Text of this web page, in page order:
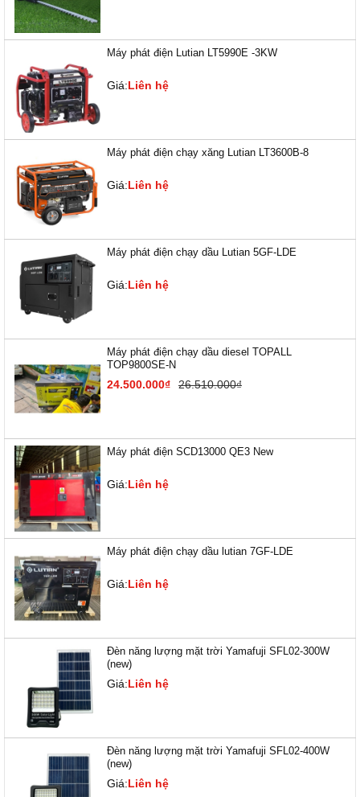
Máy phát điện Lutian LT5990E -3KW
Giá:Liên hệ
Máy phát điện chạy xăng Lutian LT3600B-8
Giá:Liên hệ
Máy phát điện chạy dầu Lutian 5GF-LDE
Giá:Liên hệ
Máy phát điện chạy dầu diesel TOPALL
TOP9800SE-N
24.500.000₫ 26.510.000₫
Máy phát điện SCD13000 QE3 New
Giá:Liên hệ
Máy phát điện chạy dầu lutian 7GF-LDE
Giá:Liên hệ
Đèn năng lượng mặt trời Yamafuji SFL02-300W
(new)
Giá:Liên hệ
Đèn năng lượng mặt trời Yamafuji SFL02-400W
(new)
Giá:Liên hệ